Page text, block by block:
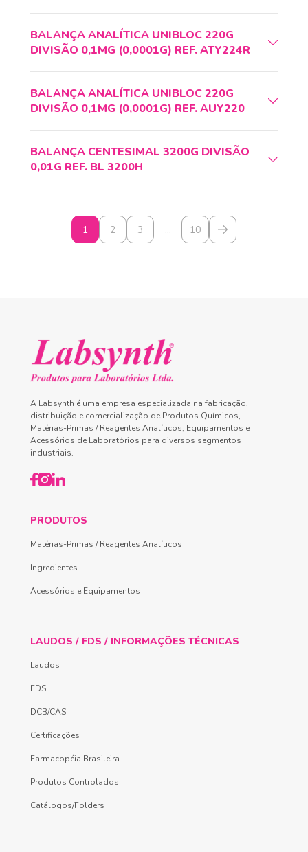
BALANÇA ANALÍTICA UNIBLOC 220G
DIVISÃO 0,1MG (0,0001G) REF. ATY224R
BALANÇA ANALÍTICA UNIBLOC 220G
DIVISÃO 0,1MG (0,0001G) REF. AUY220
BALANÇA CENTESIMAL 3200G DIVISÃO
0,01G REF. BL 3200H
1 2 3 … 10
A Labsynth é uma empresa especializada na fabricação,
distribuição e comercialização de Produtos Químicos,
Matérias-Primas / Reagentes Analíticos, Equipamentos e
Acessórios de Laboratórios para diversos segmentos
industriais.
PRODUTOS
Matérias-Primas / Reagentes Analíticos
Ingredientes
Acessórios e Equipamentos
LAUDOS / FDS / INFORMAÇÕES TÉCNICAS
Laudos
FDS
DCB/CAS
Certificações
Farmacopéia Brasileira
Produtos Controlados
Catálogos/Folders